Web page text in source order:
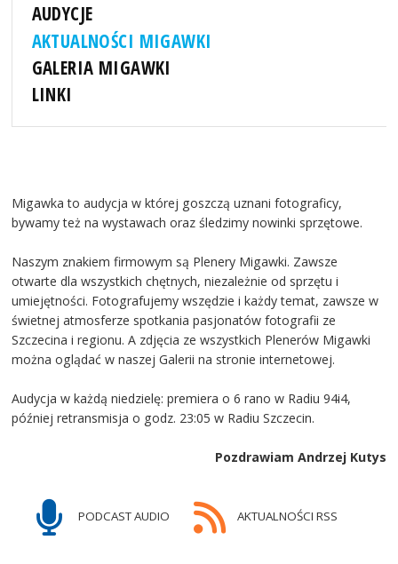
AUDYCJE
AKTUALNOŚCI MIGAWKI
GALERIA MIGAWKI
LINKI
Migawka to audycja w której goszczą uznani fotograficy,
bywamy też na wystawach oraz śledzimy nowinki sprzętowe.
Naszym znakiem firmowym są Plenery Migawki. Zawsze
otwarte dla wszystkich chętnych, niezależnie od sprzętu i
umiejętności. Fotografujemy wszędzie i każdy temat, zawsze w
świetnej atmosferze spotkania pasjonatów fotografii ze
Szczecina i regionu. A zdjęcia ze wszystkich Plenerów Migawki
można oglądać w naszej Galerii na stronie internetowej.
Audycja w każdą niedzielę: premiera o 6 rano w Radiu 94i4,
później retransmisja o godz. 23:05 w Radiu Szczecin.
Pozdrawiam Andrzej Kutys
PODCAST AUDIO AKTUALNOŚCI RSS